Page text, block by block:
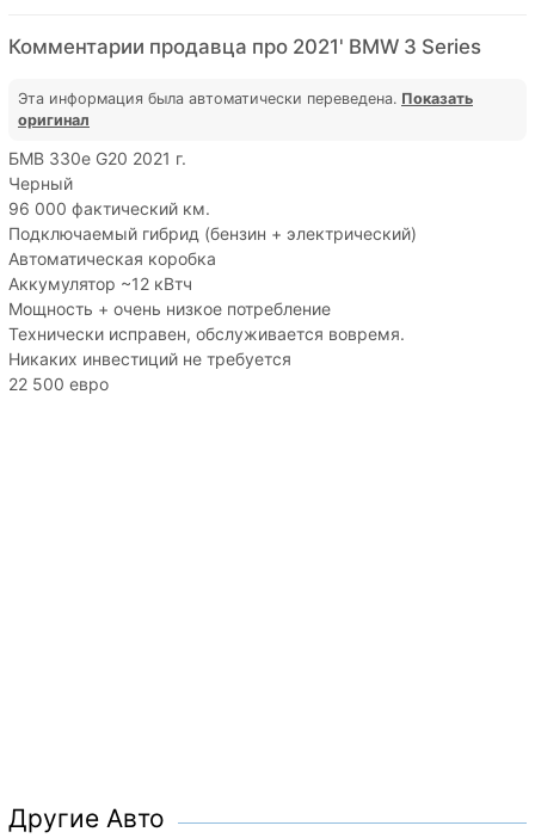
Комментарии продавца про 2021' BMW 3 Series
Эта информация была автоматически переведена. Показать
оригинал
БМВ 330е G20 2021 г.
Черный
96 000 фактический км.
Подключаемый гибрид (бензин + электрический)
Автоматическая коробка
Аккумулятор ~12 кВтч
Мощность + очень низкое потребление
Технически исправен, обслуживается вовремя.
Никаких инвестиций не требуется
22 500 евро
Другие Авто